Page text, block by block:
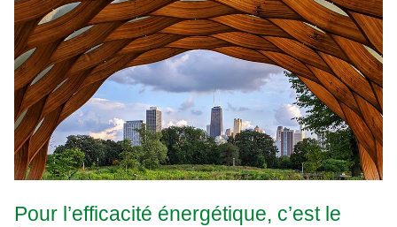
Pour l’efficacité énergétique, c’est le